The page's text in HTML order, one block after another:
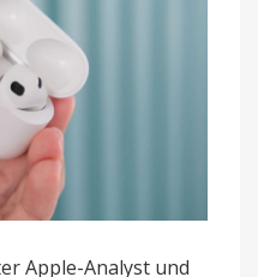
Apple-Analyst und